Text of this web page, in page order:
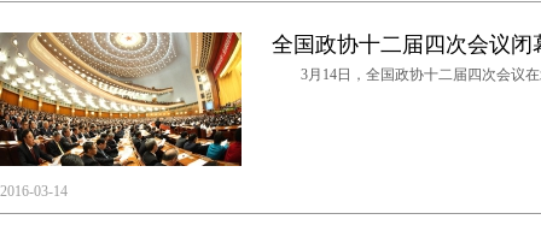
全国政协十二届四次会议闭
3月14日，全国政协十二届四次会议在
2016-03-14